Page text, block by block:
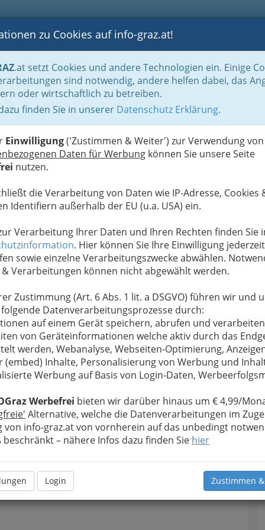
BLOGS FOTOS GASTRONOMIE BRANCHEN
zu Cookies auf info-graz.at!
.at setzt Cookies und andere Technologien ein. Einige
sind notwendig, andere helfen dabei, das
oder wirtschaftlich zu betreiben.
finden Sie in unserer Datenschutz Erklärung.
Einwilligung('Zustimmen & Weiter') zur Verwendung von
Daten für Werbung können Sie unsere Seite
nutzen.
die Verarbeitung von Daten wie IP-Adresse, Cookies
Identifiern außerhalb der EU (u.a. USA) ein.
Verarbeitung Ihrer Daten und Ihren Rechten finden Sie
. Hier können Sie Ihre Einwilligung jederzeit
sowie einzelne Verarbeitungszwecke abwählen.
& Verarbeitungen können nicht abgewählt werden.
Zustimmung (Art. 6 Abs. 1 lit. a DSGVO) führen wir und
Datenverarbeitungsprozesse durch:
auf einem Gerät speichern, abrufen und
von Geräteinformationen welche aktiv durch das
werden, Webanalyse, Webseiten-Optimierung,
(embed) Inhalte, Personalisierung von Werbung und
Werbung auf Basis von Login-Daten,
Werbefrei bieten wir darüber hinaus um € 4,99/
Alternative, welche die Datenverarbeitungen im
von info-graz.at von vornherein auf das unbedingt
beschränkt – nähere Infos dazu finden Sie hier
Login Zustimmen
Schulz, BSc
bewahren, verwenden wir an dieser Stelle zur
Ihre Nachricht wird nach dem Absenden
Damaris Schulz, BSc
Meine Nachricht
Meine Nachricht senden